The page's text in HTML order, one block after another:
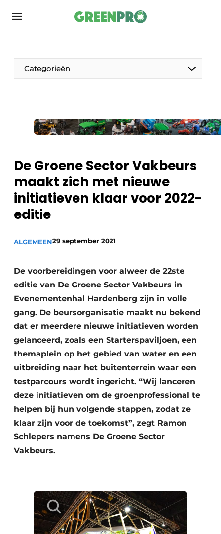
Aanmelden
Bedrijven
Contact
Groen in de zorg
Meest gelezen
Nieuwsbrief
Podcasts
Privacy / Cookie statement
Vacatures
Video’s
Categorieën
De Groene Sector Vakbeurs
maakt zich met nieuwe
initiatieven klaar voor 2022-
editie
ALGEMEEN29 september 2021
De voorbereidingen voor alweer de 22ste
editie van De Groene Sector Vakbeurs in
Evenementenhal Hardenberg zijn in volle
gang. De beursorganisatie maakt nu bekend
dat er meerdere nieuwe initiatieven worden
gelanceerd, zoals een Starterspaviljoen, een
themaplein op het gebied van water en een
uitbreiding naar het buitenterrein waar een
testparcours wordt ingericht. “Wij lanceren
deze initiatieven om de groenprofessional te
helpen bij hun volgende stappen, zodat ze
klaar zijn voor de toekomst”, zegt Ramon
Schlepers namens De Groene Sector
Vakbeurs.